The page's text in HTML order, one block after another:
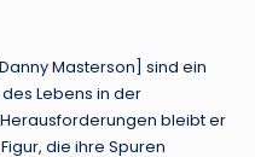
Masterson] sind ein
Lebens in der
bleibt er
die ihre Spuren